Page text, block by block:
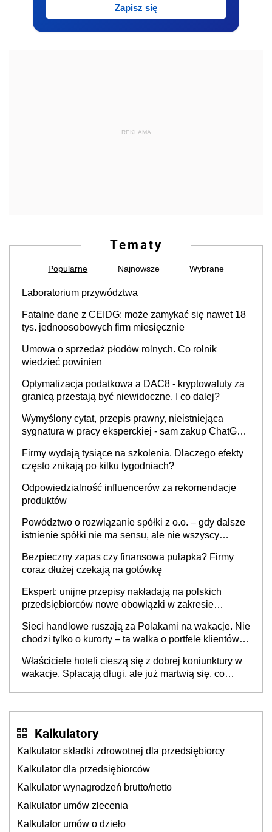
Zapisz się
REKLAMA
Tematy
Popularne Najnowsze Wybrane
Laboratorium przywództwa
Fatalne dane z CEIDG: może zamykać się nawet 18
tys. jednoosobowych firm miesięcznie
Umowa o sprzedaż płodów rolnych. Co rolnik
wiedzieć powinien
Optymalizacja podatkowa a DAC8 - kryptowaluty za
granicą przestają być niewidoczne. I co dalej?
Wymyślony cytat, przepis prawny, nieistniejąca
sygnatura w pracy eksperckiej - sam zakup ChatGPT
Firmy wydają tysiące na szkolenia. Dlaczego efekty
często znikają po kilku tygodniach?
Odpowiedzialność influencerów za rekomendacje
produktów
Powództwo o rozwiązanie spółki z o.o. – gdy dalsze
istnienie spółki nie ma sensu, ale nie wszyscy
Bezpieczny zapas czy finansowa pułapka? Firmy
coraz dłużej czekają na gotówkę
Ekspert: unijne przepisy nakładają na polskich
przedsiębiorców nowe obowiązki w zakresie
Sieci handlowe ruszają za Polakami na wakacje. Nie
chodzi tylko o kurorty – ta walka o portfele klientów
cichu
Właściciele hoteli cieszą się z dobrej koniunktury w
wakacje. Spłacają długi, ale już martwią się, co
Kalkulatory
Kalkulator składki zdrowotnej dla przedsiębiorcy
Kalkulator dla przedsiębiorców
Kalkulator wynagrodzeń brutto/netto
Kalkulator umów zlecenia
Kalkulator umów o dzieło